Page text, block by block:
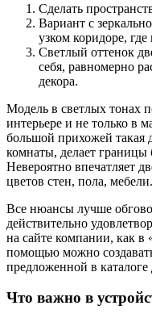
Сделать
Вариант с
узком коридоре,
Светлый оттенок
себя, равномерно
декора.
Модель в светлых тонах
интерьере и не только в
большой прихожей такая
комнаты, делает
Невероятно впечатляет
цветов стен, пола, мебели.
Все нюансы лучше
действительно
на сайте компании, как в
помощью можно
предложенной в каталоге
Что важно в